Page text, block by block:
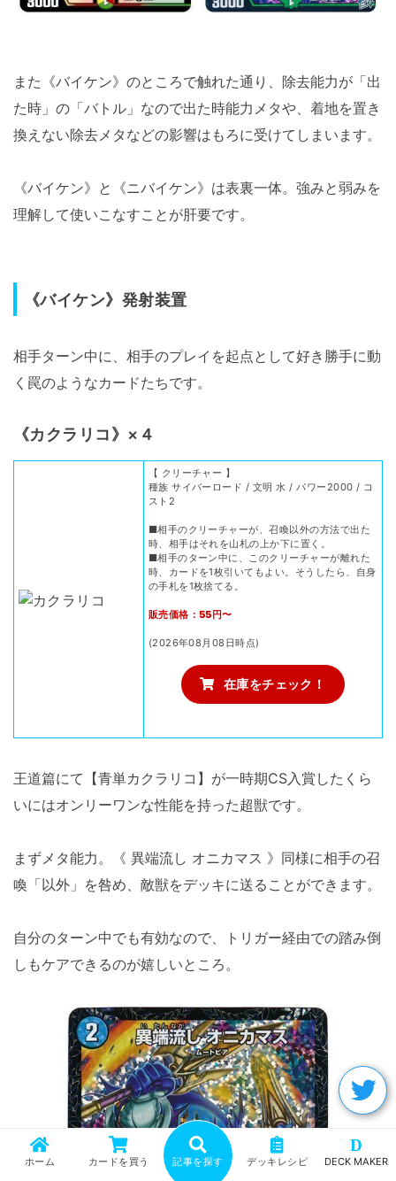
また《バイケン》のところで触れた通り、除去能力が「出
た時」の「バトル」なので出た時能力メタや、着地を置き
換えない除去メタなどの影響はもろに受けてしまいます。
《バイケン》と《ニバイケン》は表裏一体。強みと弱みを
理解して使いこなすことが肝要です。
《バイケン》発射装置
相手ターン中に、相手のプレイを起点として好き勝手に動
く罠のようなカードたちです。
《カクラリコ》×４
【 クリーチャー 】
種族 サイバーロード / 文明 水 / パワー2000 / コ
スト2
■相手のクリーチャーが、召喚以外の方法で出た
時、相手はそれを山札の上か下に置く。
■相手のターン中に、このクリーチャーが離れた
時、カードを1枚引いてもよい。そうしたら、自身
の手札を1枚捨てる。
販売価格：55円〜
(2026年08月08日時点)
在庫をチェック！
王道篇にて【青単カクラリコ】が一時期CS入賞したくら
いにはオンリーワンな性能を持った超獣です。
まずメタ能力。《 異端流し オニカマス 》同様に相手の召
喚「以外」を咎め、敵獣をデッキに送ることができます。
自分のターン中でも有効なので、トリガー経由での踏み倒
しもケアできるのが嬉しいところ。
ホーム カードを買う 記事を探す デッキレシピ
D
DECK MAKER